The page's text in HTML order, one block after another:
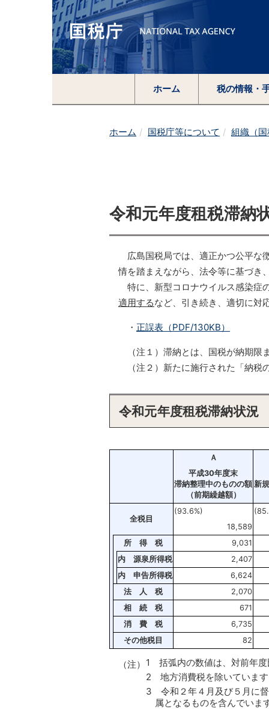
ホーム 税の情報・
ホーム 国税庁等について 組織（
令和元年度租税滞納
広島国税局では、適正かつ公平な
情を踏まえながら、法令等に基づき
特に、新型コロナウイルス感染症
適用するなど、引き続き、適切に対
・ 正誤表（PDF/130KB）
（注１）滞納とは、国税が納期
（注２）新たに施行された「納
令和元年度租税滞納状況
Ａ
平成30年度末
滞納整理中のものの額
（前期繰越額）
新
全税目
(93.6%)
18,589
所 得 税
9,031
内 源泉所得税
2,407
内 申告所得税
6,624
法 人 税
2,070
相 続 税
671
消 費 税
6,735
その他税目
82
（注） 1 括弧内の数値は、対前年度
2 地方消費税を除いていま
3 令和２年４月及び５月に督
属となるものを含んでいま